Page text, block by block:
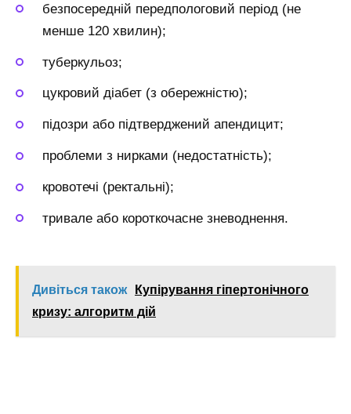
безпосередній передпологовий період (не
менше 120 хвилин);
туберкульоз;
цукровий діабет (з обережністю);
підозри або підтверджений апендицит;
проблеми з нирками (недостатність);
кровотечі (ректальні);
тривале або короткочасне зневоднення.
Дивіться також
Купірування гіпертонічного
кризу: алгоритм дій